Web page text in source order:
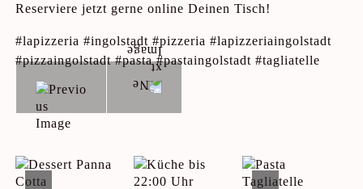
Reserviere jetzt gerne online Deinen Tisch!
#lapizzeria #ingolstadt #pizzeria #lapizzeriaingolstadt
#pizzaingolstadt #pasta #pastaingolstadt #tagliatelle